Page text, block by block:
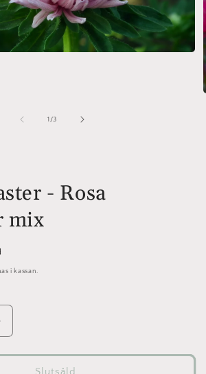
1 /av
3
- Rosa
mix
i kassan.
Sommaraster
Slutsåld